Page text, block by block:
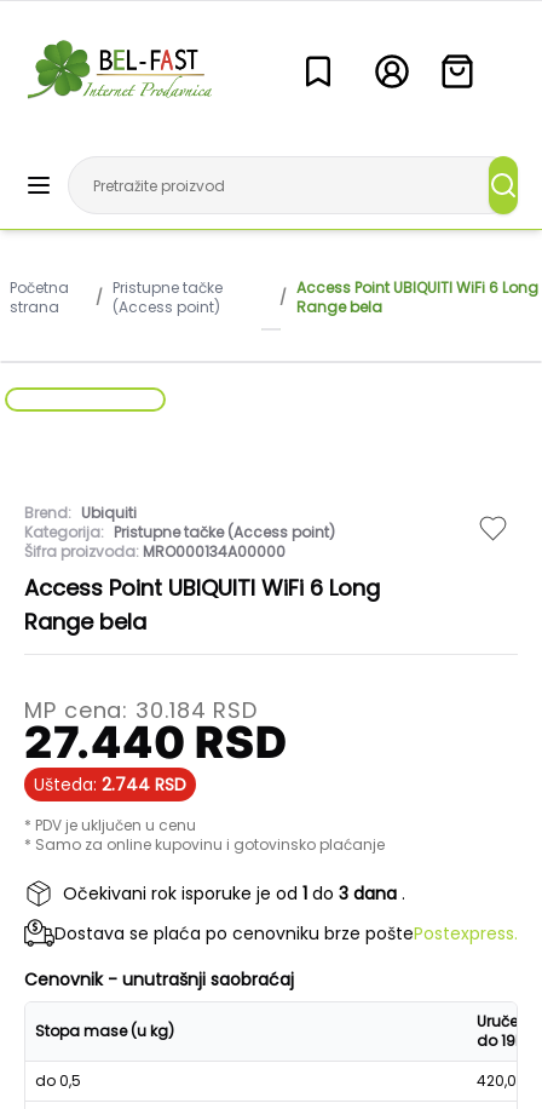
Početna
strana
/ Pristupne tačke
(Access point)
/ Access Point UBIQUITI WiFi 6 Long
Range bela
Brend: Ubiquiti
Kategorija: Pristupne tačke (Access point)
Šifra proizvoda: MRO000134A00000
Access Point UBIQUITI WiFi 6 Long
Range bela
MP cena: 30.184 RSD
27.440 RSD
Ušteda: 2.744 RSD
* PDV je uključen u cenu
* Samo za online kupovinu i gotovinsko plaćanje
Očekivani rok isporuke je od 1 do 3 dana .
Dostava se plaća po cenovniku brze poštePostexpress.
Cenovnik - unutrašnji saobraćaj
Stopa mase (u kg)
Uručenje
do 19h
do 0,5
420,00